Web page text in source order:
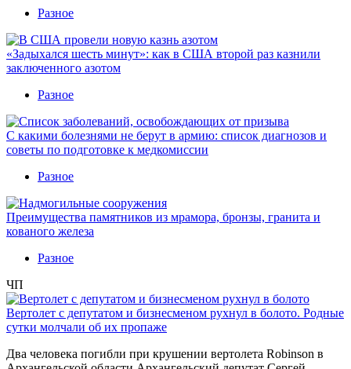
Разное
«Задыхался шесть минут»: как в США второй раз казнили
заключенного азотом
Разное
С какими болезнями не берут в армию: список диагнозов и
советы по подготовке к медкомиссии
Разное
Преимущества памятников из мрамора, бронзы, гранита и
кованого железа
Разное
ЧП
Вертолет с депутатом и бизнесменом рухнул в болото. Родные
сутки молчали об их пропаже
Два человека погибли при крушении вертолета Robinson в